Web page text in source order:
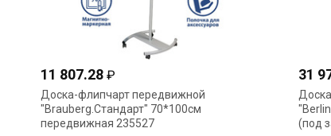
11 807.28 ₽
Доска-флипчарт передвижной
"Brauberg.Стандарт" 70*100см
передвижная 235527
31
(под